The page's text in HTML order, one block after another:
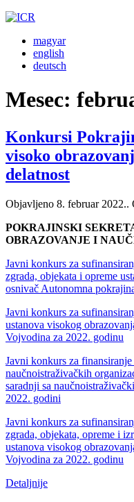
magyar
english
deutsch
Mesec:
Konkursi
visoko
delatnost
Objavljeno 8. februar 2022..
POKRAJINSKI
OBRAZOVANJE I
Javni konkurs za
zgrada, objekata i opreme
osnivač Autonomna
Javni konkurs za
ustanova visokog
Vojvodina za 2022. godinu
Javni konkurs za
naučnoistraživačkih
saradnji sa
2022. godini
Javni konkurs za
zgrada, objekata, opreme i
ustanova visokog
Vojvodina za 2022. godinu
Detaljnije